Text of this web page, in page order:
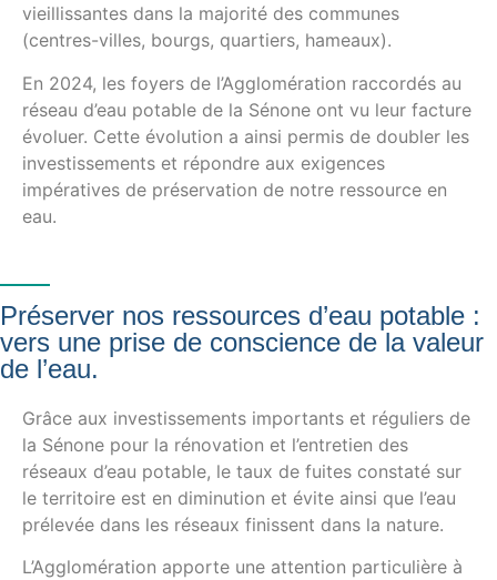
vieillissantes dans la majorité des communes
(centres-villes, bourgs, quartiers, hameaux).
En 2024, les foyers de l’Agglomération raccordés au
réseau d’eau potable de la Sénone ont vu leur facture
évoluer. Cette évolution a ainsi permis de doubler les
investissements et répondre aux exigences
impératives de préservation de notre ressource en
eau.
Préserver nos ressources d’eau potable :
vers une prise de conscience de la valeur
de l’eau.
Grâce aux investissements importants et réguliers de
la Sénone pour la rénovation et l’entretien des
réseaux d’eau potable, le taux de fuites constaté sur
le territoire est en diminution et évite ainsi que l’eau
prélevée dans les réseaux finissent dans la nature.
L’Agglomération apporte une attention particulière à